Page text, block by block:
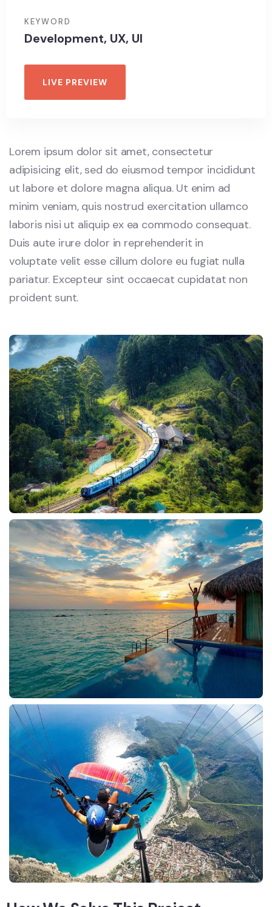
KEYWORD
Development, UX, UI
LIVE PREVIEW
Lorem ipsum dolor sit amet, consectetur
adipisicing elit, sed do eiusmod tempor incididunt
ut labore et dolore magna aliqua. Ut enim ad
minim veniam, quis nostrud exercitation ullamco
laboris nisi ut aliquip ex ea commodo consequat.
Duis aute irure dolor in reprehenderit in
voluptate velit esse cillum dolore eu fugiat nulla
pariatur. Excepteur sint occaecat cupidatat non
proident sunt.